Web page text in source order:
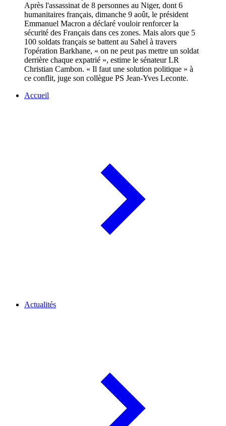
Après l'assassinat de 8 personnes au Niger, dont 6
humanitaires français, dimanche 9 août, le président
Emmanuel Macron a déclaré vouloir renforcer la
sécurité des Français dans ces zones. Mais alors que 5
100 soldats français se battent au Sahel à travers
l'opération Barkhane, « on ne peut pas mettre un soldat
derrière chaque expatrié », estime le sénateur LR
Christian Cambon. « Il faut une solution politique » à
ce conflit, juge son collègue PS Jean-Yves Leconte.
Accueil
Actualités